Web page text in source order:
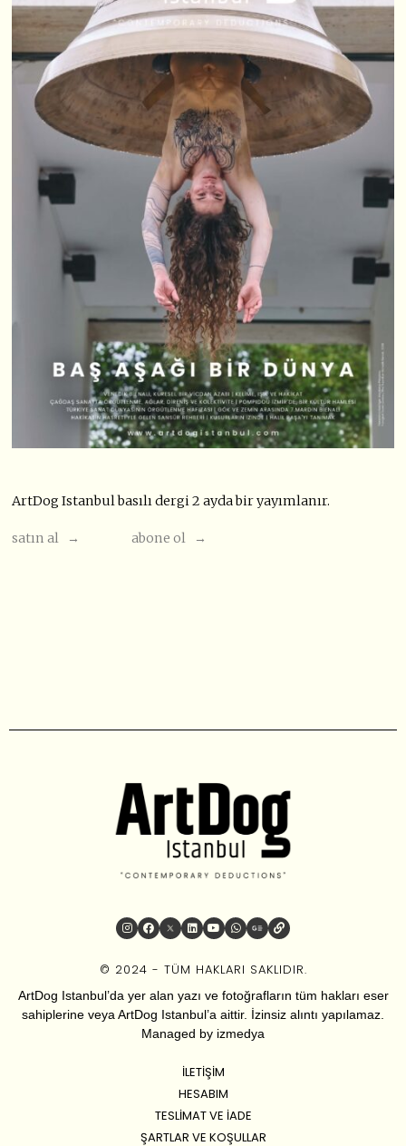
ArtDog Istanbul basılı dergi 2 ayda bir yayımlanır.
satın al → abone ol →
© 2024 - TÜM HAKLARI SAKLIDIR.
ArtDog Istanbul’da yer alan yazı ve fotoğrafların tüm hakları eser
sahiplerine veya ArtDog Istanbul’a aittir. İzinsiz alıntı yapılamaz.
Managed by izmedya
İLETIŞIM
HESABIM
TESLIMAT VE İADE
ŞARTLAR VE KOŞULLAR